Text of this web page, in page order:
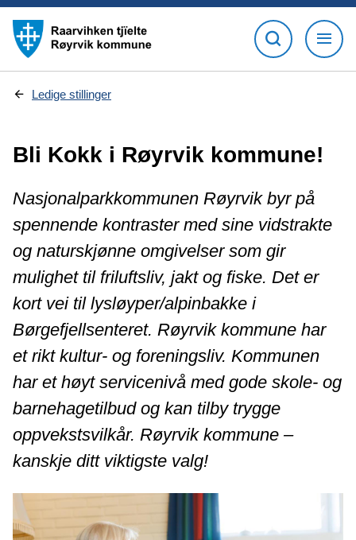
D
h
e
:
Ledige stillinger
Bli Kokk i Røyrvik kommune!
Nasjonalparkkommunen Røyrvik byr på
spennende kontraster med sine vidstrakte
og naturskjønne omgivelser som gir
mulighet til friluftsliv, jakt og fiske. Det er
kort vei til lysløyper/alpinbakke i
Børgefjellsenteret. Røyrvik kommune har
et rikt kultur- og foreningsliv. Kommunen
har et høyt servicenivå med gode skole- og
barnehagetilbud og kan tilby trygge
oppvekstsvilkår. Røyrvik kommune –
kanskje ditt viktigste valg!